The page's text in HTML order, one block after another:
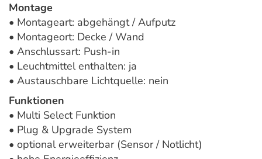
Montage
• Montageart: abgehängt / Aufputz
• Montageort: Decke / Wand
• Anschlussart: Push-in
• Leuchtmittel enthalten: ja
• Austauschbare Lichtquelle: nein
Funktionen
• Multi Select Funktion
• Plug & Upgrade System
• optional erweiterbar (Sensor / Notlicht)